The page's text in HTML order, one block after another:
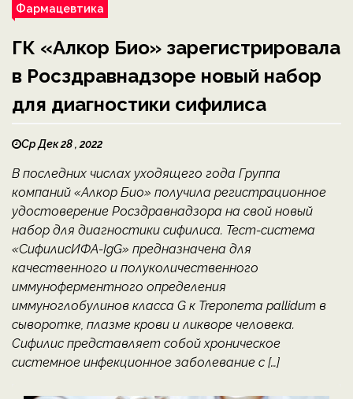
Фармацевтика
ГК «Алкор Био» зарегистрировала
в Росздравнадзоре новый набор
для диагностики сифилиса
Ср Дек 28 , 2022
В последних числах уходящего года Группа
компаний «Алкор Био» получила регистрационное
удостоверение Росздравнадзора на свой новый
набор для диагностики сифилиса. Тест-система
«СифилисИФА-IgG» предназначена для
качественного и полуколичественного
иммуноферментного определения
иммуноглобулинов класса G к Treponema pallidum в
сыворотке, плазме крови и ликворе человека.
Cифилис представляет собой хроническое
системное инфекционное заболевание с […]